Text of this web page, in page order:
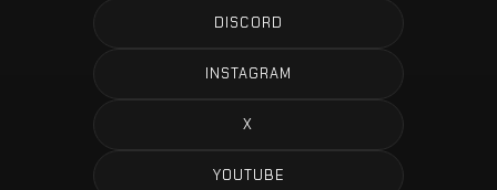
DISCORD
INSTAGRAM
X
YOUTUBE